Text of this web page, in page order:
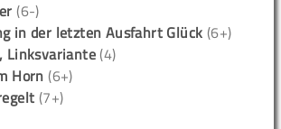
(6-)
in der letzten Ausfahrt Glück (6+)
Linksvariante (4)
Horn (6+)
(7+)